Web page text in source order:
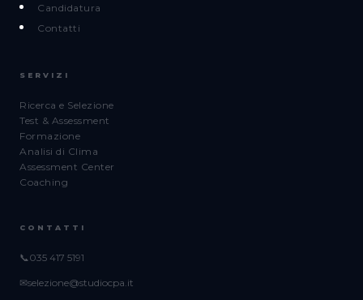
Candidatura
Contatti
SERVIZI
Ricerca e Selezione
Test & Assessment
Formazione
Analisi di Clima
Assessment Center
Coaching
CONTATTI
📞 035 417 5191
✉selezione@studiocpa.it